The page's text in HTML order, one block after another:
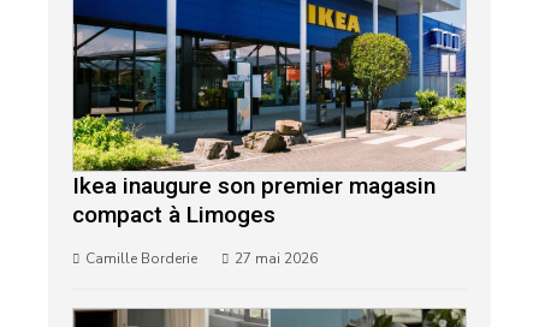
Ikea inaugure son premier magasin
compact à Limoges
Camille Borderie 27 mai 2026